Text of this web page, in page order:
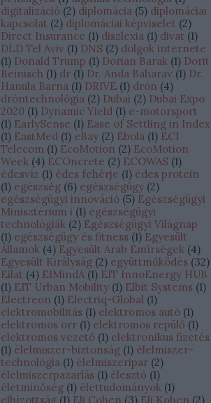
digitalizáció (2) diplomácia (5) diplomáciai
kapcsolat (2) diplomáciai képviselet (2)
Direct Insurance (1) diszlexia (1) divat (1)
DLD Tel Aviv (1) DNS (2) dolgok internete
(1) Donald Trump (1) Dorian Barak (1) Dorit
Beinisch (1) dr (1) Dr. Anda Baharav (1) Dr.
Hanula Barna (1) DRIVE (1) drón (4)
dróntechnológia (2) Dubai (2) Dubai Expo
2020 (1) Dynamic Yield (1) e-motorsport
(1) EarlySense (1) Ease of Settling in Index
(1) EastMed (1) eBay (2) Ebola (1) ECI
Telecom (1) EcoMotion (2) EcoMotion
Week (4) ECOncrete (2) ECOWAS (1)
édesvíz (1) édes fehérje (1) édes protein
(1) egészség (6) egészségügy (2)
egészségügyi innováció (5) Egészségügyi
Minisztérium i (1) egészségügyi
technológiák (2) Egészségügyi Világnap
(1) egészségügy és fitness (1) Egyesült
Államok (4) Egyesült Arab Emírségek (4)
Egyesült Királyság (2) együttműködés (32)
Eilat (4) EIMindA (1) EIT InnoEnergy HUB
(1) EIT Urban Mobility (1) Elbit Systems (1)
Electreon (1) Electriq-Global (1)
elektromobilitás (1) elektromos autó (1)
elektromos orr (1) elektromos repülő (1)
elektromos vezető (1) elektronikus fizetés
(1) élelmiszer-biztonság (1) élelmiszer-
technológia (1) élelmiszeripar (2)
élelmiszerpazarlás (1) élesztő (1)
életminőség (1) élettudományok (1)
elhízottság (1) Eli Cohen (3) Eli Kohen (2)